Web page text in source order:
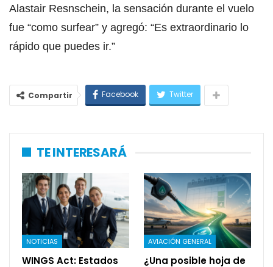
Alastair Resnschein, la sensación durante el vuelo
fue “como surfear” y agregó: “Es extraordinario lo
rápido que puedes ir.”
Compartir Facebook Twitter
TE INTERESARÁ
NOTICIAS
WINGS Act: Estados
AVIACIÓN GENERAL
¿Una posible hoja de